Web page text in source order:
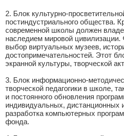
2. Блок культурно-
постиндустриального общества.
современной школы должен
наследием мировой
выбор виртуальных музеев,
достопримечательностей. Этот
экранной культуры, творческой
3. Блок информационно-
творческой педагогики в школе,
и постоянного обновления
индивидуальных, дистанционных
разработка компьютерных
фонда.